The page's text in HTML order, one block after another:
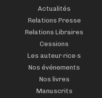
Actualités
Relations Presse
Relations Libraires
Cessions
Les auteur·rice·s
Nos événements
Nos livres
Manuscrits